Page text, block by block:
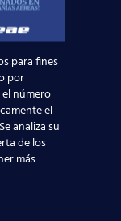
de
quienes
la aviación
para fines
por
número
el
analiza su
de los
más